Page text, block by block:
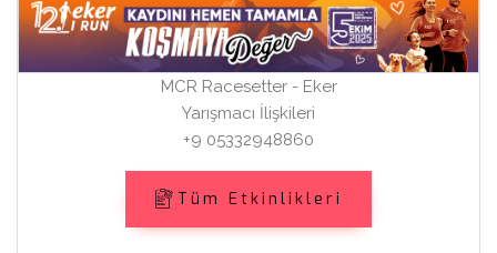
MCR Racesetter - Eker
Yarışmacı İlişkileri
+9 05332948860
Tüm Etkinlikleri